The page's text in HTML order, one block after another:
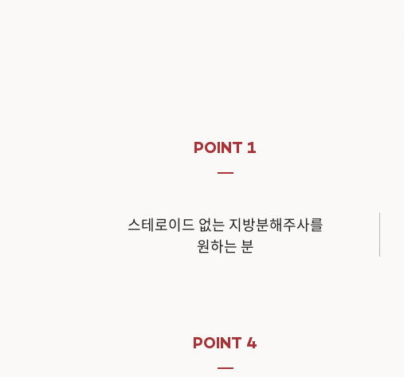
POINT 1
스테로이드 없는 지방분해주사를
원하는 분
POINT 4